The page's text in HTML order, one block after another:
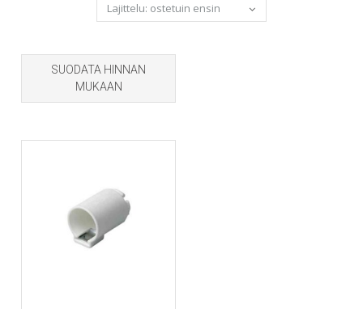
SUODATA HINNAN
MUKAAN